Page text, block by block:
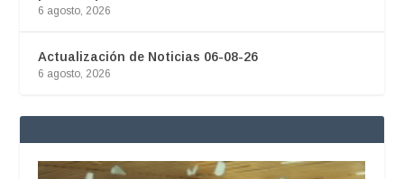
6 agosto, 2026
Actualización de Noticias 06-08-26
6 agosto, 2026